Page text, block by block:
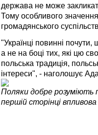
держава не може
Тому особливого
громадянського
"Українці повинні
а не на боці тих, які цю
польська традиція,
інтереси", - наголошує
Поляки добре розуміють
першій сторінці впливова